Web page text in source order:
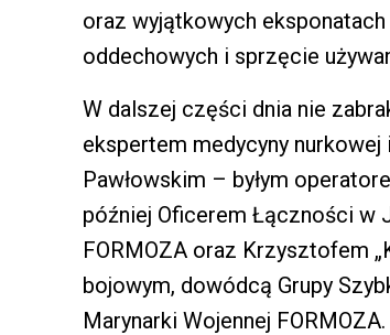
oraz wyjątkowych
oddechowych i sprzęcie
W dalszej części dnia nie
ekspertem medycyny nurkowej
Pawłowskim – byłym
później Oficerem Łączności w
FORMOZA oraz Krzysztofem
bojowym, dowódcą Grupy
Marynarki Wojennej